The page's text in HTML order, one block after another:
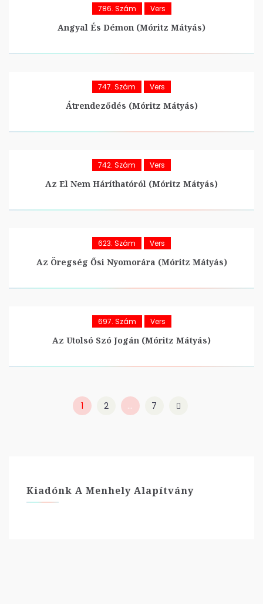
786. Szám Vers
Angyal És Démon (Móritz Mátyás)
747. Szám Vers
Átrendeződés (Móritz Mátyás)
742. Szám Vers
Az El Nem Háríthatóról (Móritz Mátyás)
623. Szám Vers
Az Öregség Ősi Nyomorára (Móritz Mátyás)
697. Szám Vers
Az Utolsó Szó Jogán (Móritz Mátyás)
1 2 … 7
Kiadónk A Menhely Alapítvány